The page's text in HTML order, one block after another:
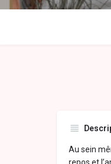
Au sein